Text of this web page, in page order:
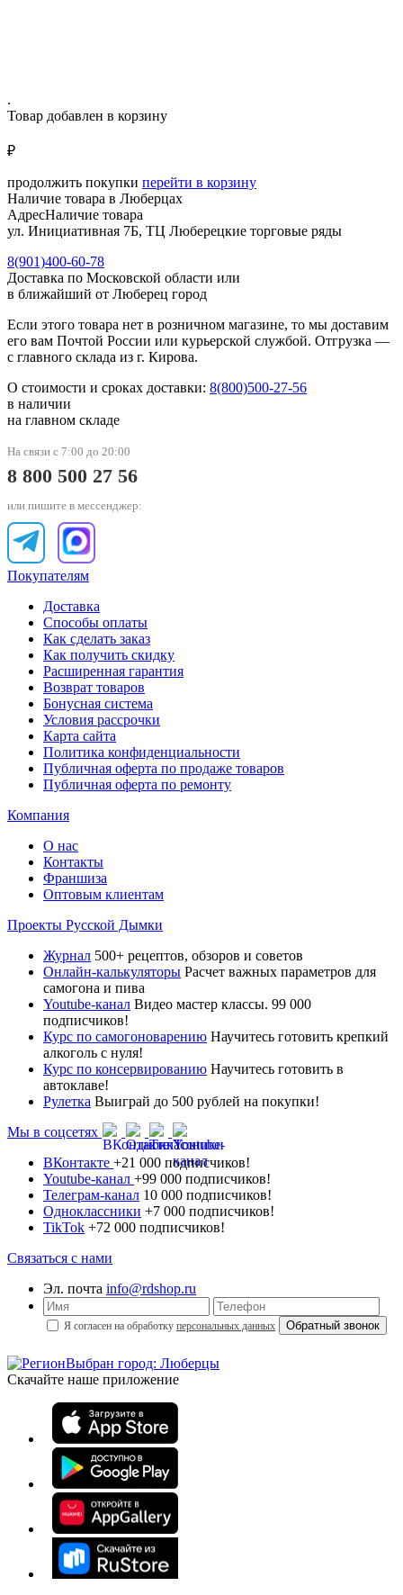
.
Товар добавлен в корзину
₽
продолжить покупки перейти в корзину
Наличие товара в Люберцах
АдресНаличие товара
ул. Инициативная 7Б, ТЦ Люберецкие торговые ряды
8(901)400-60-78
Доставка по Московской области или
в ближайший от Люберец город
Если этого товара нет в розничном магазине, то мы доставим
его вам Почтой России или курьерской службой. Отгрузка —
с главного склада из г. Кирова.
О стоимости и сроках доставки: 8(800)500-27-56
в наличии
на главном складе
На связи с 7:00 до 20:00
8 800 500 27 56
или пишите в мессенджер:
Покупателям
Доставка
Способы оплаты
Как сделать заказ
Как получить скидку
Расширенная гарантия
Возврат товаров
Бонусная система
Условия рассрочки
Карта сайта
Политика конфиденциальности
Публичная оферта по продаже товаров
Публичная оферта по ремонту
Компания
О нас
Контакты
Франшиза
Оптовым клиентам
Проекты Русской Дымки
Журнал 500+ рецептов, обзоров и советов
Онлайн-калькуляторы Расчет важных параметров для
самогона и пива
Youtube-канал Видео мастер классы. 99 000
подписчиков!
Курс по самогоноварению Научитесь готовить крепкий
алкоголь с нуля!
Курс по консервированию Научитесь готовить в
автоклаве!
Рулетка Выиграй до 500 рублей на покупки!
Мы в соцсетях
ВКонтакте +21 000 подписчиков!
Youtube-канал +99 000 подписчиков!
Телеграм-канал 10 000 подписчиков!
Одноклассники +7 000 подписчиков!
TikTok +72 000 подписчиков!
Связаться с нами
Эл. почта info@rdshop.ru
Я согласен на обработку персональных данных
Выбран город: Люберцы
Скачайте наше приложение